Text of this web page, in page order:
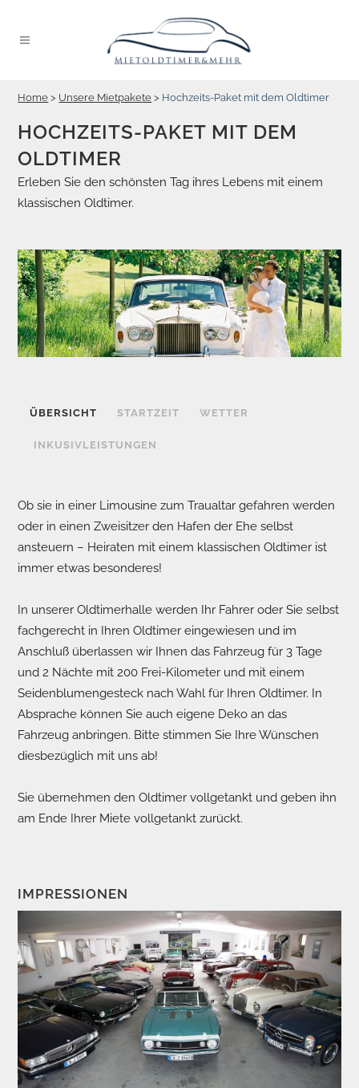
Home > Unsere Mietpakete > Hochzeits-Paket mit dem Oldtimer
HOCHZEITS-PAKET MIT DEM
OLDTIMER
Erleben Sie den schönsten Tag ihres Lebens mit einem
klassischen Oldtimer.
ÜBERSICHT STARTZEIT WETTER
INKUSIVLEISTUNGEN
Ob sie in einer Limousine zum Traualtar gefahren werden
oder in einen Zweisitzer den Hafen der Ehe selbst
ansteuern – Heiraten mit einem klassischen Oldtimer ist
immer etwas besonderes!
In unserer Oldtimerhalle werden Ihr Fahrer oder Sie selbst
fachgerecht in Ihren Oldtimer eingewiesen und im
Anschluß überlassen wir Ihnen das Fahrzeug für 3 Tage
und 2 Nächte mit 200 Frei-Kilometer und mit einem
Seidenblumengesteck nach Wahl für Ihren Oldtimer. In
Absprache können Sie auch eigene Deko an das
Fahrzeug anbringen. Bitte stimmen Sie Ihre Wünschen
diesbezüglich mit uns ab!
Sie übernehmen den Oldtimer vollgetankt und geben ihn
am Ende Ihrer Miete vollgetankt zurückt.
IMPRESSIONEN